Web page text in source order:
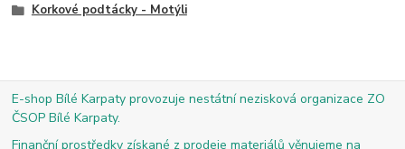
Korkové podtácky - Motýli
E-shop Bílé Karpaty provozuje nestátní nezisková organizace ZO
ČSOP Bílé Karpaty.
Finanční prostředky získané z prodeje materiálů věnujeme na